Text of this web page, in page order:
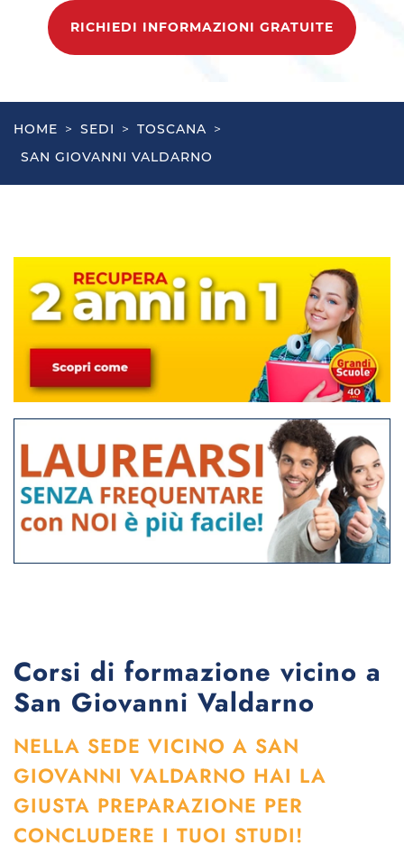
RICHIEDI INFORMAZIONI GRATUITE
HOME > SEDI > TOSCANA >
SAN GIOVANNI VALDARNO
Corsi di formazione vicino a
San Giovanni Valdarno
NELLA SEDE VICINO A SAN
GIOVANNI VALDARNO HAI LA
GIUSTA PREPARAZIONE PER
CONCLUDERE I TUOI STUDI!